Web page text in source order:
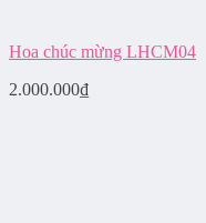
Hoa chúc mừng LHCM04
2.000.000₫